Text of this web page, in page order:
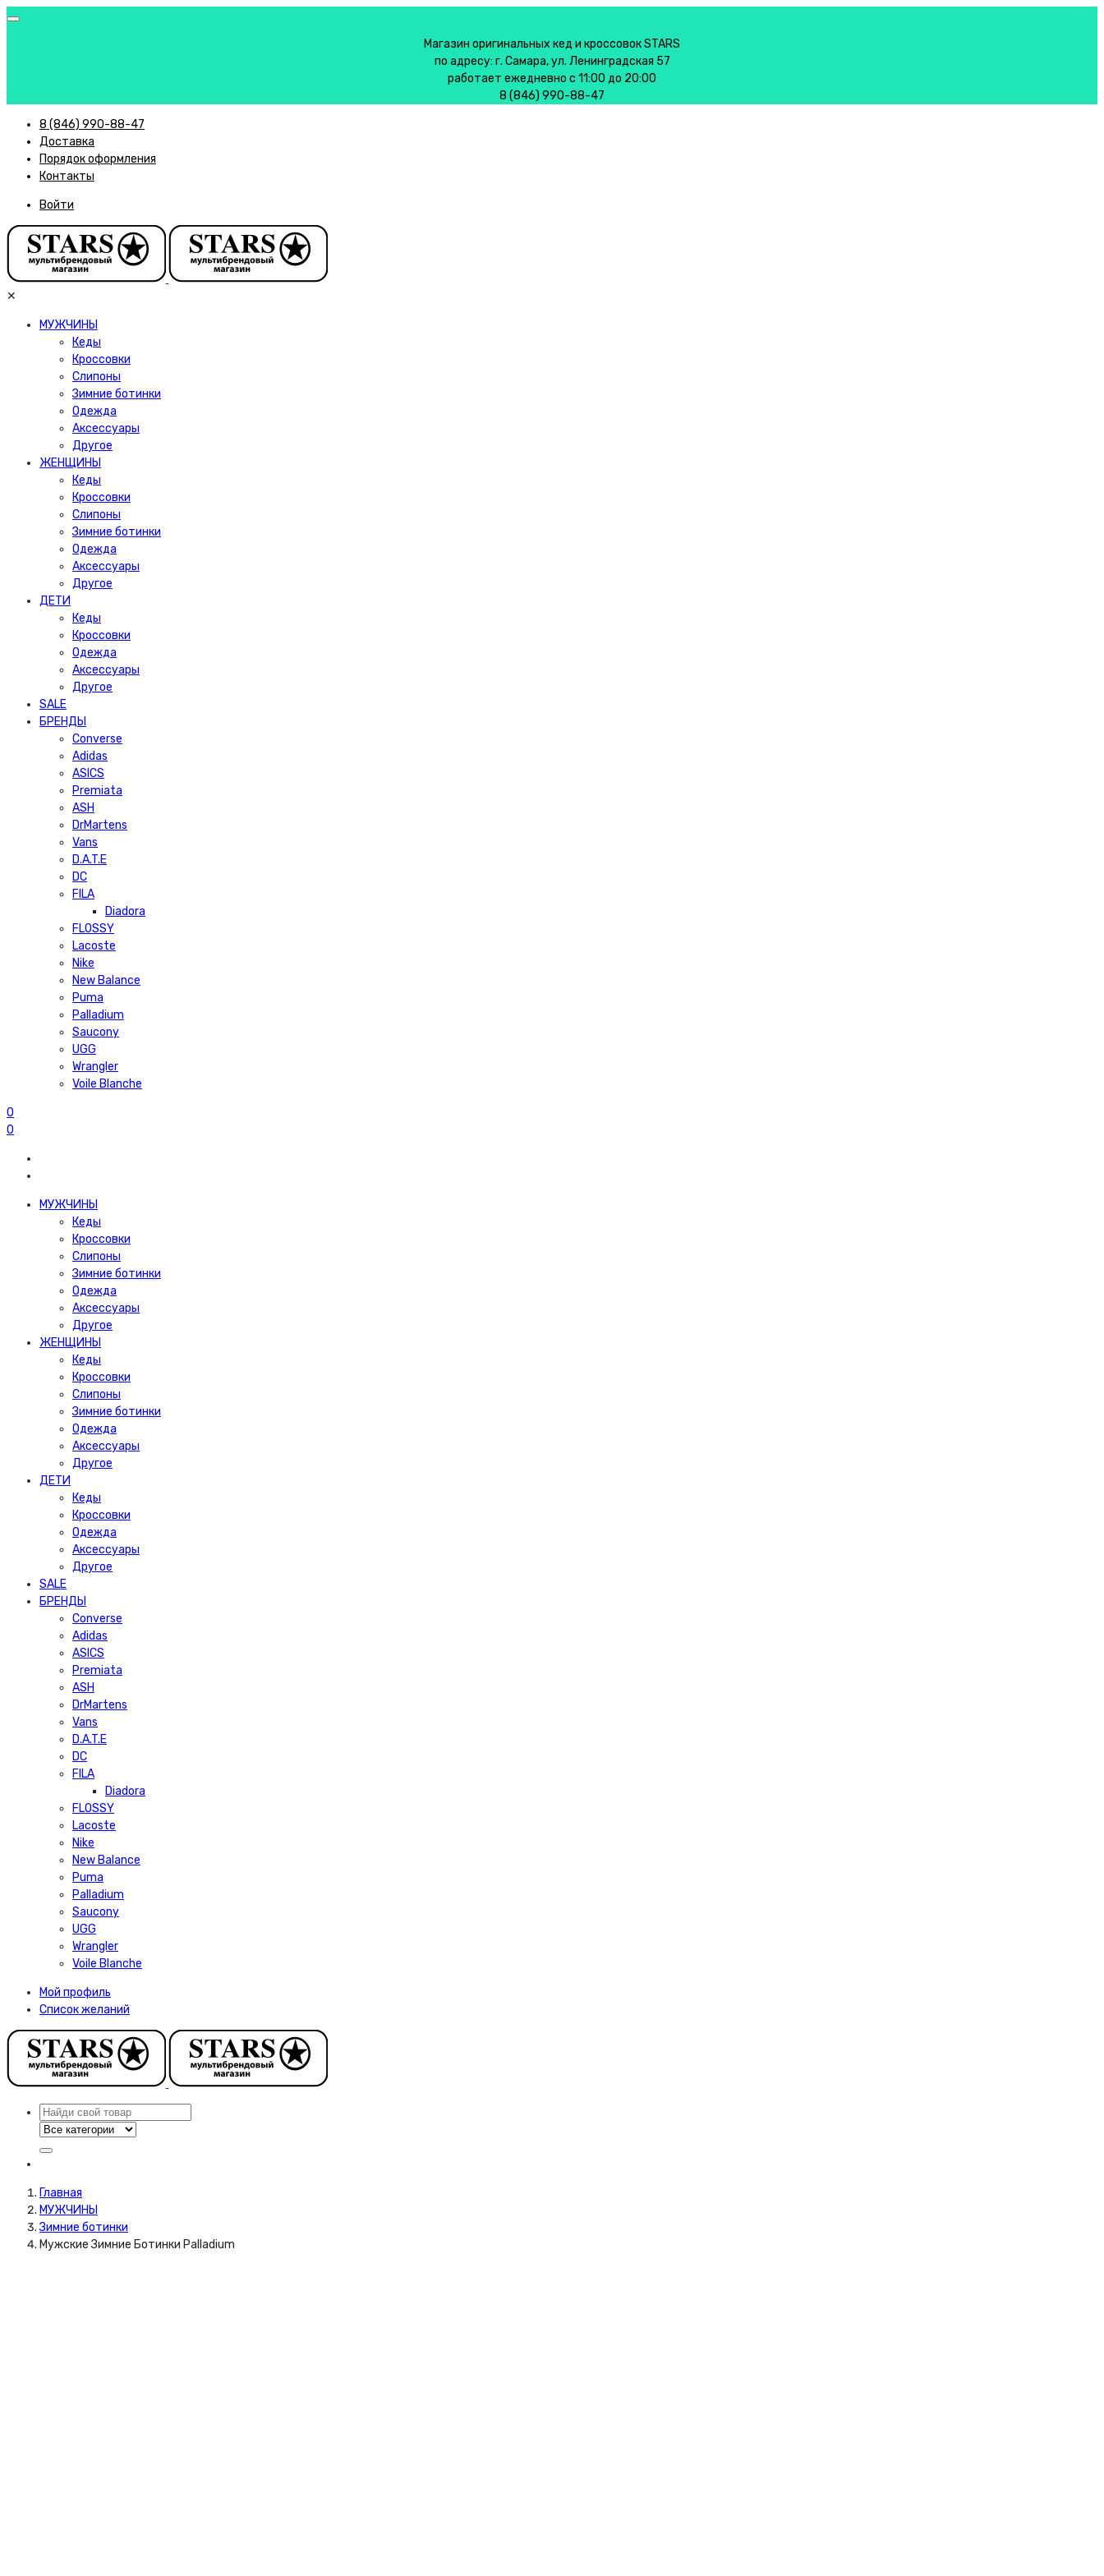
Магазин оригинальных кед и кроссовок STARS
по адресу: г. Самара, ул. Ленинградская 57
работает ежедневно с 11:00 до 20:00
8 (846) 990-88-47
8 (846) 990-88-47
Доставка
Порядок оформления
Контакты
Войти
✕
МУЖЧИНЫ
Кеды
Кроссовки
Слипоны
Зимние ботинки
Одежда
Аксессуары
Другое
ЖЕНЩИНЫ
Кеды
Кроссовки
Слипоны
Зимние ботинки
Одежда
Аксессуары
Другое
ДЕТИ
Кеды
Кроссовки
Одежда
Аксессуары
Другое
SALE
БРЕНДЫ
Converse
Adidas
ASICS
Premiata
ASH
DrMartens
Vans
D.A.T.E
DC
FILA
Diadora
FLOSSY
Lacoste
Nike
New Balance
Puma
Palladium
Saucony
UGG
Wrangler
Voile Blanche
0
0
МУЖЧИНЫ
Кеды
Кроссовки
Слипоны
Зимние ботинки
Одежда
Аксессуары
Другое
ЖЕНЩИНЫ
Кеды
Кроссовки
Слипоны
Зимние ботинки
Одежда
Аксессуары
Другое
ДЕТИ
Кеды
Кроссовки
Одежда
Аксессуары
Другое
SALE
БРЕНДЫ
Converse
Adidas
ASICS
Premiata
ASH
DrMartens
Vans
D.A.T.E
DC
FILA
Diadora
FLOSSY
Lacoste
Nike
New Balance
Puma
Palladium
Saucony
UGG
Wrangler
Voile Blanche
Мой профиль
Список желаний
Главная
МУЖЧИНЫ
Зимние ботинки
Мужские Зимние Ботинки Palladium